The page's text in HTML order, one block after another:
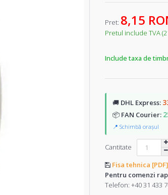
Pret: 8,15
Pretul include TVA
Include taxa de
🚚 DHL Express:
📦 FAN Courier:
📍 Schimbă orașul
Cantitate
Fisa tehnica [PDF]
Pentru comenzi
Telefon: +40 31 433